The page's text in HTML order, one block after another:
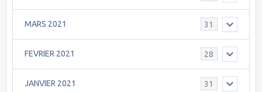
MARS 2021 31
FEVRIER 2021 28
JANVIER 2021 31